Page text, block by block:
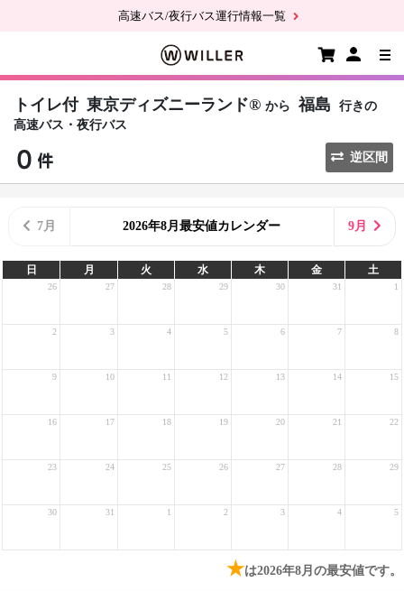
高速バス/夜行バス運行情報一覧
トイレ付 東京ディズニーランド® から 福島
行きの
高速バス・夜行バス
逆区間
7月 2026年8月最安値カレンダー 9月
日 月 火 水 木 金 土
26 27 28 29 30 31 1
2 3 4 5 6 7 8
9 10 11 12 13 14 15
16 17 18 19 20 21 22
23 24 25 26 27 28 29
30 31 1 2 3 4 5
★は2026年8月の最安値です。